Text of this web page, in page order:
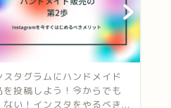
スタグラムにハンドメイド
を投稿しよう！今からでも
ない！インスタをやるべき...